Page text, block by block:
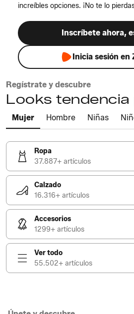
increíbles opciones. ¡No te lo
Inscríbete ahora,
Inicia sesión en
Regístrate y descubre
Looks tendencia
Mujer Hombre Niñas
Ropa
37.887+ artículos
Calzado
16.316+ artículos
Accesorios
1299+ artículos
Ver todo
55.502+ artículos